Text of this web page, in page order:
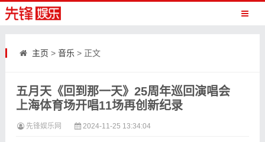
主页 > 音乐 > 正文
五月天《回到那一天》25周年巡回演唱会
上海体育场开唱11场再创新纪录
先锋娱乐网 2024-11-25 13:34:04